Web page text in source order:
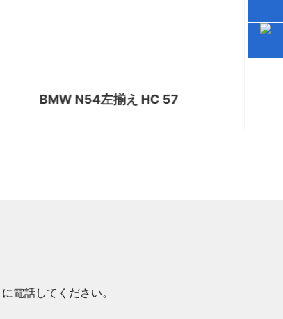
BMW N54左揃え HC 57
に電話してください。